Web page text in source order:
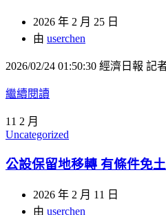
2026 年 2 月 25 日
由 userchen
2026/02/24 01:50:30 經濟日報 記
繼續閱讀
11 2 月
Uncategorized
公設保留地移轉 有條件免
2026 年 2 月 11 日
由 userchen